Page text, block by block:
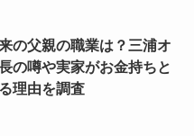
の父親の職業は？三浦オ
の噂や実家がお金持ちと
理由を調査